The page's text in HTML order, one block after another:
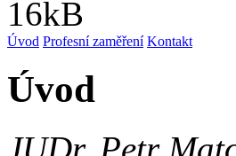
Úvod Profesní zaměření Kontakt
Úvod
JUDr. Petr